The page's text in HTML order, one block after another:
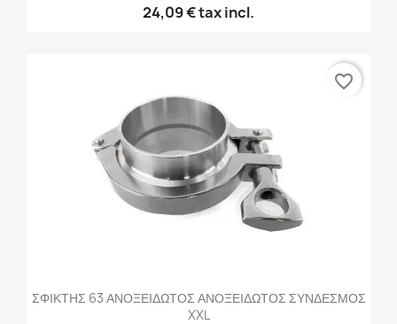
24,09 €tax incl.
ΣΦΙΚΤΗΣ 63 ΑΝΟΞΕΙΔΩΤΟΣ ΑΝΟΞΕΙΔΩΤΟΣ ΣΥΝΔΕΣΜΟΣ
XXL
favorite_border